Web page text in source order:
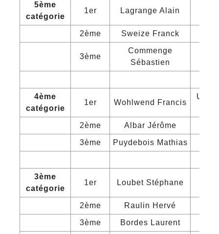
5ème
catégorie
1er Lagrange Alain
2ème Sweize Franck
3ème
Commenge
Sébastien
4ème
catégorie
1er Wohlwend Francis
2ème Albar Jérôme
3ème Puydebois Mathias
3ème
catégorie
1er Loubet Stéphane
2ème Raulin Hervé
3ème Bordes Laurent